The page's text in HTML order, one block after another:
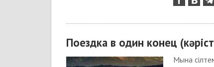
Поездка в один конец
Мына